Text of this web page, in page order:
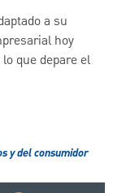
a su
hoy
que depare el
y del consumidor